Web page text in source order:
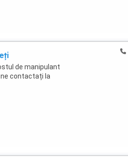
de manipulant
contactați la